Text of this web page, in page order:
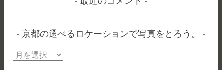
京都の選べるロケーションで写真をとろう。
京